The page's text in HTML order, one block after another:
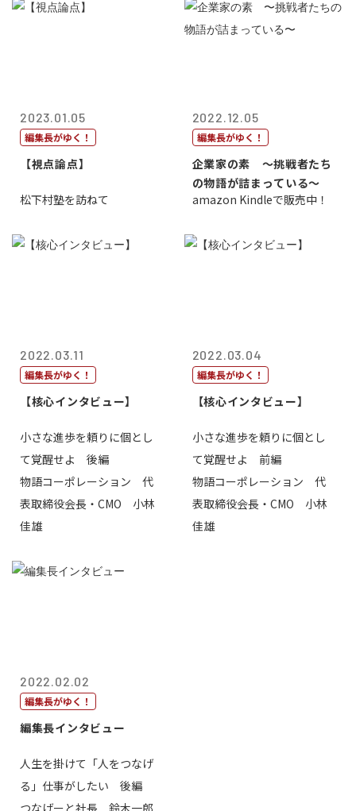
2023.01.05
編集長がゆく！
【視点論点】
松下村塾を訪ねて
2022.12.05
編集長がゆく！
企業家の素 〜挑戦者たち
の物語が詰まっている〜
amazon Kindleで販売中！
2022.03.11
編集長がゆく！
【核心インタビュー】
小さな進歩を頼りに個とし
て覚醒せよ 後編
物語コーポレーション 代
表取締役会長・CMO 小林
佳雄
2022.03.04
編集長がゆく！
【核心インタビュー】
小さな進歩を頼りに個とし
て覚醒せよ 前編
物語コーポレーション 代
表取締役会長・CMO 小林
佳雄
2022.02.02
編集長がゆく！
編集長インタビュー
人生を掛けて「人をつなげ
る」仕事がしたい 後編
つなげーと社長 鈴木一郎